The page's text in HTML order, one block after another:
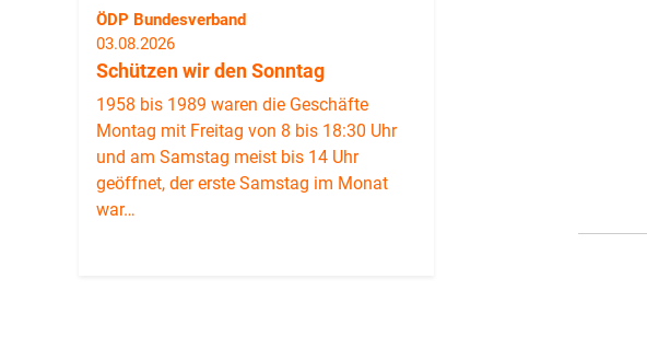
ÖDP Bundesverband
03.08.2026
Schützen wir den Sonntag
1958 bis 1989 waren die Geschäfte
Montag mit Freitag von 8 bis 18:30 Uhr
und am Samstag meist bis 14 Uhr
geöffnet, der erste Samstag im Monat
war…